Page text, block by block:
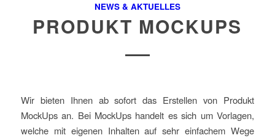
NEWS & AKTUELLES
PRODUKT MOCKUPS
Wir bieten Ihnen ab sofort das Erstellen von Produkt
MockUps an. Bei MockUps handelt es sich um Vorlagen,
welche mit eigenen Inhalten auf sehr einfachem Wege